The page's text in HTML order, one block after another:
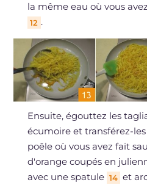
la même eau où vous
12 .
Ensuite, égouttez les
écumoire et transférez-
poêle où vous avez fait
d'orange coupés en
avec une spatule 14 et